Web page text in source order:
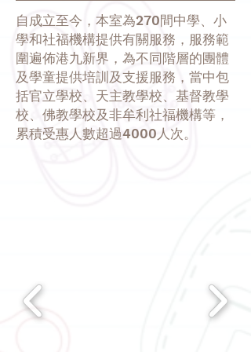
自成立至今，本室為270間中學、小
學和社福機構提供有關服務，服務範
圍遍佈港九新界，為不同階層的團體
及學童提供培訓及支援服務，當中包
括官立學校、天主教學校、基督教學
校、佛教學校及非牟利社福機構等，
累積受惠人數超過4000人次。